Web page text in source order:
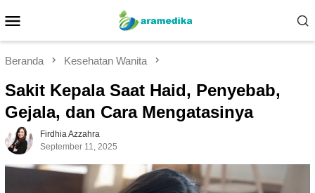
ke
kontenMobile
Beranda Kesehatan Wanita
Sakit Kepala Saat Haid, Penyebab,
Gejala, dan Cara Mengatasinya
Firdhia Azzahra
September 11, 2025